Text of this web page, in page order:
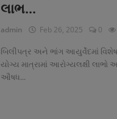
લાભ...
admin Feb 26, 2025 0
બિલીપત્ર અને ભાંગ આયુર્વેદમાં
યોગ્ય માત્રામાં આરોગ્યલક્ષી
ઔષધ...